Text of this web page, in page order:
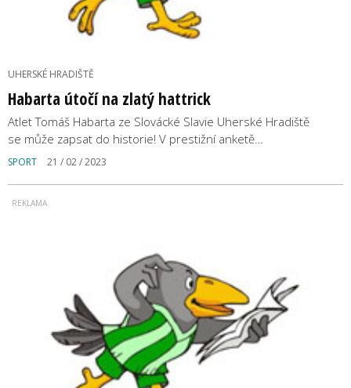
UHERSKÉ HRADIŠTĚ
Habarta útočí na zlatý hattrick
Atlet Tomáš Habarta ze Slovácké Slavie Uherské Hradiště
se může zapsat do historie! V prestižní anketě…
SPORT 21 / 02 / 2023